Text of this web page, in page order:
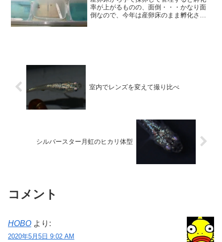
率が上がるものの、面倒・・・かなり面
倒なので、今年は産卵床のまま孵化させ
室内でレンズを変えて撮り比べ
シルバースター月虹のヒカリ体型
コメント
HOBO より:
2020年5月5日 9:02 AM